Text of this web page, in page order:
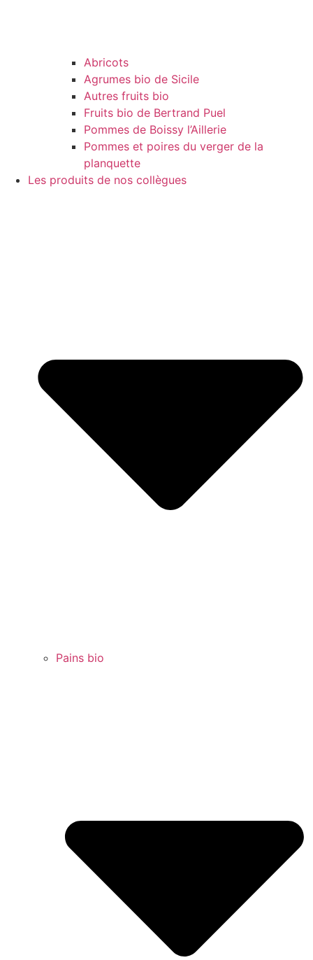
Abricots
Agrumes bio de Sicile
Autres fruits bio
Fruits bio de Bertrand Puel
Pommes de Boissy l’Aillerie
Pommes et poires du verger de la
planquette
Les produits de nos collègues
Pains bio